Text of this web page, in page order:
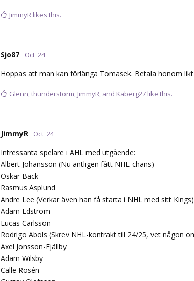
JimmyR likes this.
Sjo87 Oct '24
Hoppas att man kan förlänga Tomasek. Betala honom likt
Glenn,thunderstorm, JimmyR, and Kaberg27 like this.
JimmyR Oct '24
Intressanta spelare i AHL med utgående:
Albert Johansson (Nu äntligen fått NHL-chans)
Oskar Bäck
Rasmus Asplund
Andre Lee (Verkar även han få starta i NHL med sitt Kings)
Adam Edström
Lucas Carlsson
Rodrigo Abols (Skrev NHL-kontrakt till 24/25, vet någon
Axel Jonsson-Fjällby
Adam Wilsby
Calle Rosén